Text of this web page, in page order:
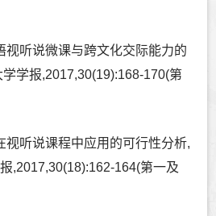
视听说微课与跨文化交际能力的
学报,2017,30(19):168-170(第
视听说课程中应用的可行性分析,
,2017,30(18):162-164(第一及